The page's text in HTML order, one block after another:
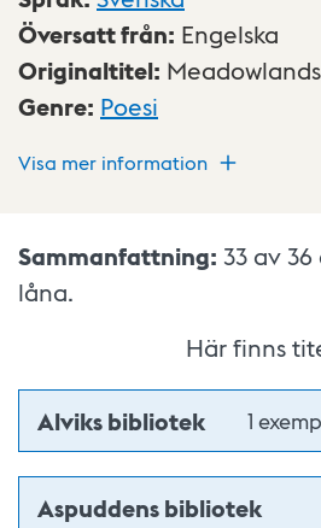
Översatt från: Engelska
Originaltitel: Meadowlands
Genre: Poesi
Visa mer information
Sammanfattning: 33 av 36
låna.
Här finns
Alviks bibliotek 1
Aspuddens bibliotek